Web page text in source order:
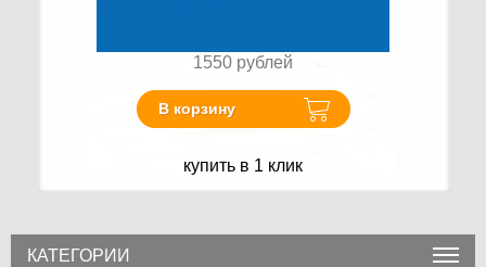
1550 рублей
В корзину
купить в 1 клик
КАТЕГОРИИ